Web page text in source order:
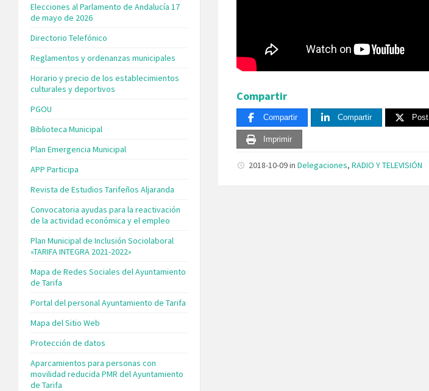
Compartir
Compartir Compartir Post
Imprimir
2018-10-09inDelegaciones,RADIO Y TELEVISIÓN
Elecciones al Parlamento de Andalucía 17
de mayo de 2026
Directorio Telefónico
Reglamentos y ordenanzas municipales
Horario y precio de los establecimientos
culturales y deportivos
PGOU
Biblioteca Municipal
Plan Emergencia Municipal
APP Participa
Revista de Estudios Tarifeños Aljaranda
Convocatoria ayudas para la reactivación
de la actividad económica y el empleo
Plan Municipal de Inclusión Sociolaboral
«TARIFA INTEGRA 2021-2022»
Mapa de Redes Sociales del Ayuntamiento
de Tarifa
Portal del personal Ayuntamiento de Tarifa
Mapa del Sitio Web
Protección de datos
Aparcamientos para personas con
movilidad reducida PMR del Ayuntamiento
de Tarifa